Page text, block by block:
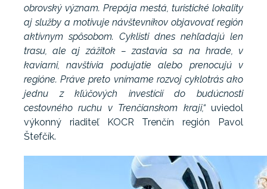
obrovský význam. Prepája mestá, turistické lokality
aj služby a motivuje návštevníkov objavovať región
aktívnym spôsobom. Cyklisti dnes nehľadajú len
trasu, ale aj zážitok – zastavia sa na hrade, v
kaviarni, navštívia podujatie alebo prenocujú v
regióne. Práve preto vnímame rozvoj cyklotrás ako
jednu z kľúčových investícií do budúcnosti
cestovného ruchu v Trenčianskom kraji,“uviedol
výkonný riaditeľ KOCR Trenčín región Pavol
Štefčík.